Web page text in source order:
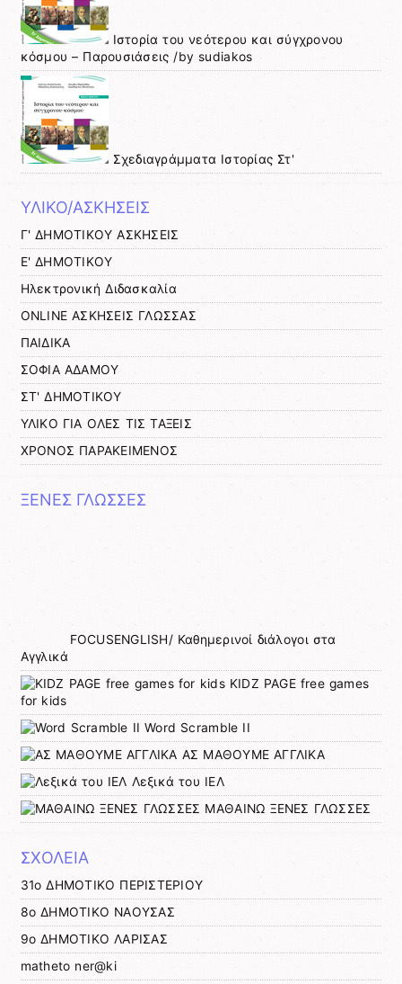
Ιστορία του νεότερου και σύγχρονου
κόσμου – Παρουσιάσεις /by sudiakos
Σχεδιαγράμματα Ιστορίας Στ'
ΥΛΙΚΟ/ΑΣΚΗΣΕΙΣ
Γ' ΔΗΜΟΤΙΚΟΥ ΑΣΚΗΣΕΙΣ
Ε' ΔΗΜΟΤΙΚΟΥ
Ηλεκτρονική Διδασκαλία
ΟNLINE ΑΣΚΗΣΕΙΣ ΓΛΩΣΣΑΣ
ΠΑΙΔΙΚΑ
ΣΟΦΙΑ ΑΔΑΜΟΥ
ΣΤ' ΔΗΜΟΤΙΚΟΥ
ΥΛΙΚΟ ΓΙΑ ΟΛΕΣ ΤΙΣ ΤΑΞΕΙΣ
ΧΡΟΝΟΣ ΠΑΡΑΚΕΙΜΕΝΟΣ
ΞΕΝΕΣ ΓΛΩΣΣΕΣ
FOCUSENGLISH/ Καθημερινοί διάλογοι στα
Αγγλικά
KIDZ PAGE free games
for kids
Word Scramble II
ΑΣ ΜΑΘΟΥΜΕ ΑΓΓΛΙΚΑ
Λεξικά του ΙΕΛ
ΜΑΘΑΙΝΩ ΞΕΝΕΣ ΓΛΩΣΣΕΣ
ΣΧΟΛΕΙΑ
31ο ΔΗΜΟΤΙΚΟ ΠΕΡΙΣΤΕΡΙΟΥ
8ο ΔΗΜΟΤΙΚΟ ΝΑΟΥΣΑΣ
9ο ΔΗΜΟΤΙΚΟ ΛΑΡΙΣΑΣ
matheto ner@ki